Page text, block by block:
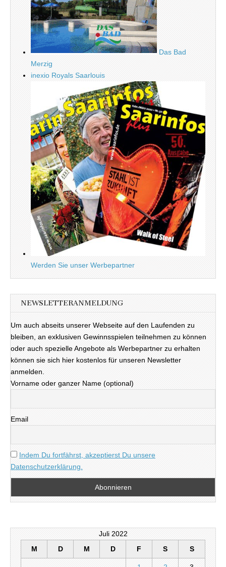
Das Bad
Merzig
inexio Royals Saarlouis
Werden Sie unser Werbepartner
NEWSLETTERANMELDUNG
Um auch abseits unserer Webseite auf den Laufenden zu
bleiben, an exklusiven Gewinnsspielen teilnehmen zu können
oder auch spezielle Angebote als Werbepartner zu erhalten
können sie sich hier kostenlos für unseren Newsletter
anmelden.
Vorname oder ganzer Name (optional)
Email
Indem Du fortfährst, akzeptierst Du unsere
Datenschutzerklärung.
Juli 2022
M
D M D F S S